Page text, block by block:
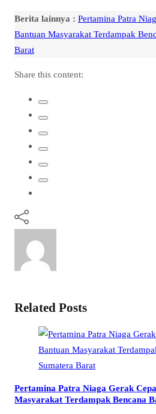
Berita lainnya : Pertamina Patra
Bantuan Masyarakat Terdampak
Barat
Share this content:
Related Posts
Pertamina Patra Niaga Gerak
Masyarakat Terdampak Bencana